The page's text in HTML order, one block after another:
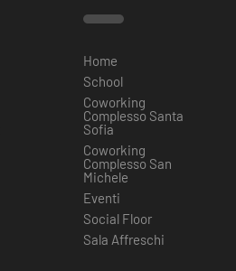
Home
School
Coworking
Complesso Santa
Sofia
Coworking
Complesso San
Michele
Eventi
Social Floor
Sala Affreschi